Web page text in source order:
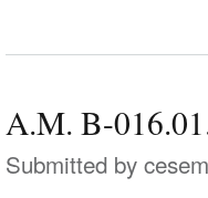
A.M. B-
Submitted by cesem